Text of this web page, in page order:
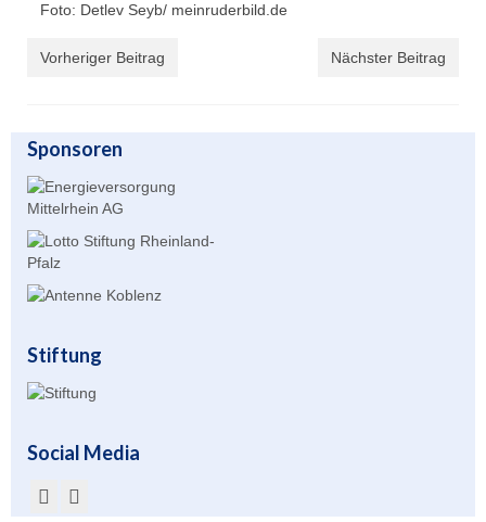
Foto: Detlev Seyb/ meinruderbild.de
Vorheriger Beitrag Nächster Beitrag
Sponsoren
Stiftung
Social Media